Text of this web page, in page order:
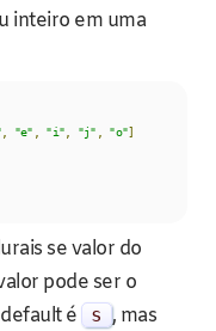
inteiro em uma
"e" "i" "j" "o"]
se valor do
pode ser o
é
s , mas